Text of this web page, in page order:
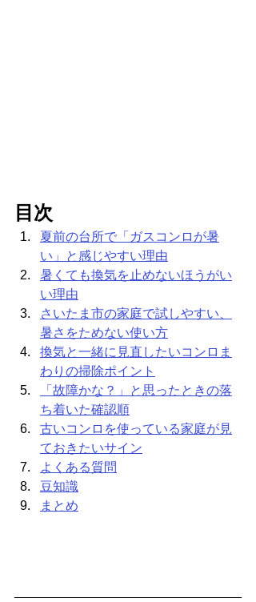
目次
夏前の台所で「ガスコンロが暑
い」と感じやすい理由
暑くても換気を止めないほうがい
い理由
さいたま市の家庭で試しやすい、
暑さをためない使い方
換気と一緒に見直したいコンロま
わりの掃除ポイント
「故障かな？」と思ったときの落
ち着いた確認順
古いコンロを使っている家庭が見
ておきたいサイン
よくある質問
豆知識
まとめ